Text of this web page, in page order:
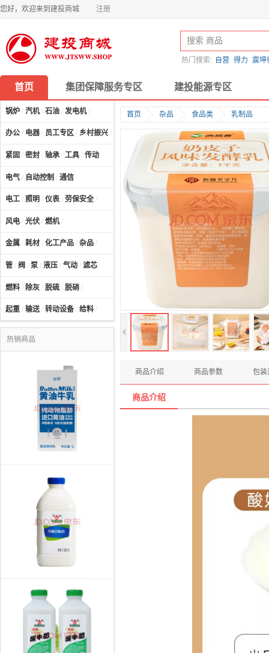
您好，欢迎来到建投商城 注册
热门搜索: 自营 得力 震坤
首页 集团保障服务专区 建投能源专区
锅炉 / 汽机/ 石油 / 发电机/
办公 / 电器 / 员工专区 / 乡村振兴 / 计算机及配件/
紧固 / 密封 / 轴承 / 工具 / 传动
电气 / 自动控制 / 通信
电工 / 照明 / 仪表 / 劳保安全 /
风电 / 光伏 / 燃机/
金属 / 耗材 / 化工产品 / 杂品 /
管 / 阀 / 泵 / 液压 / 气动 / 滤芯
燃料 / 除灰 / 脱硫 / 脱硝 /
起重 / 输送/ 转动设备 / 给料 /
热销商品
首页 杂品 食品类 乳制品
商品介绍 商品参数 包装
商品介绍